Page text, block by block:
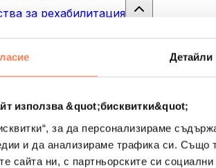
Детайли
използва &quot;бисквитки&quot;
за да персонализираме
и да анализираме трафика си. Също
сайта ни, с партньорските си
за рехабилитация
масаж
за храна
вида дейност